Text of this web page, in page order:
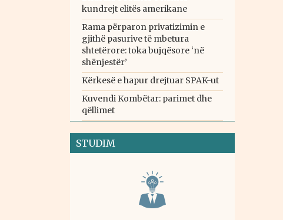
kundrejt elitës amerikane
Rama përparon privatizimin e
gjithë pasurive të mbetura
shtetërore: toka bujqësore ‘në
shënjestër’
Kërkesë e hapur drejtuar SPAK-ut
Kuvendi Kombëtar: parimet dhe
qëllimet
STUDIM